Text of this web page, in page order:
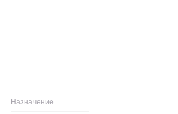
Назначение